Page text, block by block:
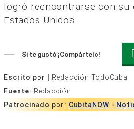
logró reencontrarse con su
Estados Unidos.
Si te gustó ¡Compártelo!
Escrito por |
Redacción TodoCuba
Fuente: Redacción
Patrocinado por: CubitaNOW -